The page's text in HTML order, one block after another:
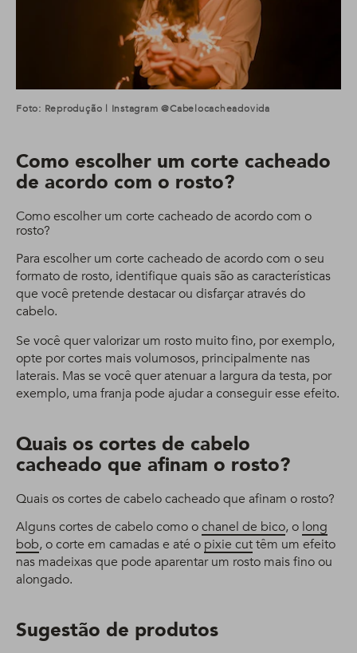
Foto: Reprodução | Instagram @cabelocacheadovida
Como escolher um corte cacheado
de acordo com o rosto?
Como escolher um corte cacheado de acordo com o
rosto?
Para escolher um corte cacheado de acordo com o seu
formato de rosto, identifique quais são as características
que você pretende destacar ou disfarçar através do
cabelo.
Se você quer valorizar um rosto muito fino, por exemplo,
opte por cortes mais volumosos, principalmente nas
laterais. Mas se você quer atenuar a largura da testa, por
exemplo, uma franja pode ajudar a conseguir esse efeito.
Quais os cortes de cabelo
cacheado que afinam o rosto?
Quais os cortes de cabelo cacheado que afinam o rosto?
Alguns cortes de cabelo como ochanel de bico, o long
bob, o corte em camadas e até o pixie cuttêm um efeito
nas madeixas que pode aparentar um rosto mais fino ou
alongado.
Sugestão de produtos